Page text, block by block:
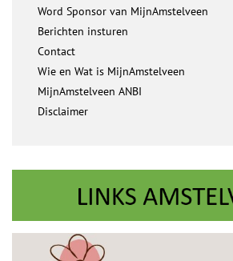
Word Sponsor van MijnAmstelveen
Berichten insturen
Contact
Wie en Wat is MijnAmstelveen
MijnAmstelveen ANBI
Disclaimer